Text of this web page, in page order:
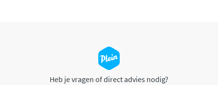
Heb je vragen of direct advies nodig?